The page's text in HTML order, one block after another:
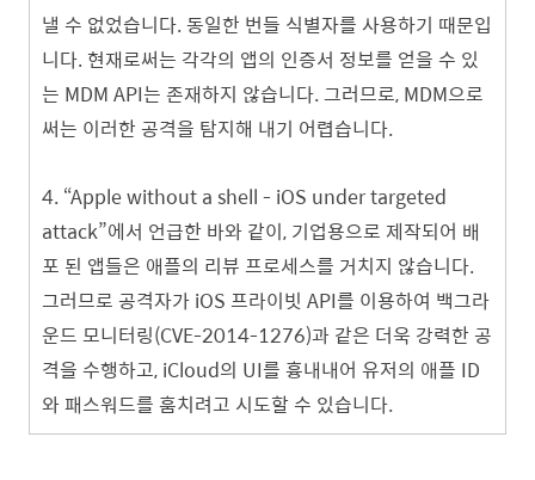
낼 수 없었습니다. 동일한 번들 식별자를 사용하기 때문입
니다. 현재로써는 각각의 앱의 인증서 정보를 얻을 수 있
는 MDM API는 존재하지 않습니다. 그러므로, MDM으로
써는 이러한 공격을 탐지해 내기 어렵습니다.
4. “Apple without a shell - iOS under targeted
attack”에서 언급한 바와 같이, 기업용으로 제작되어 배
포 된 앱들은 애플의 리뷰 프로세스를 거치지 않습니다.
그러므로 공격자가 iOS 프라이빗 API를 이용하여 백그라
운드 모니터링(CVE-2014-1276)과 같은 더욱 강력한 공
격을 수행하고, iCloud의 UI를 흉내내어 유저의 애플 ID
와 패스워드를 훔치려고 시도할 수 있습니다.